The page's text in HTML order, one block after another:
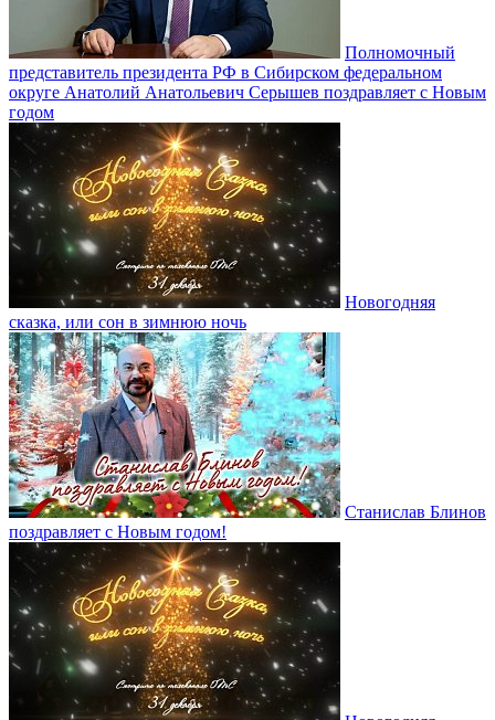
Полномочный
представитель президента РФ в Сибирском федеральном
округе Анатолий Анатольевич Серышев поздравляет с Новым
годом
Новогодняя
сказка, или сон в зимнюю ночь
Станислав Блинов
поздравляет с Новым годом!